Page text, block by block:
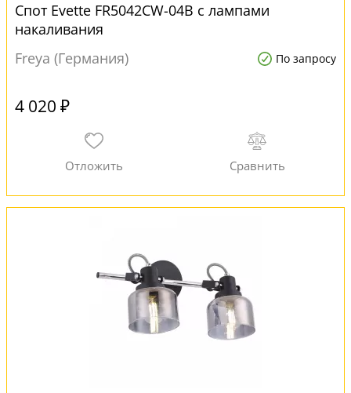
Спот Evette FR5042CW-04B с лампами
накаливания
Freya (Германия)
По запросу
4 020 ₽